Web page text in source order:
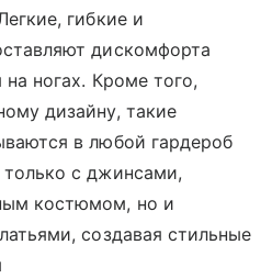
гибкие и
дискомфорта
ногах. Кроме того,
дизайну, такие
в любой гардероб
с джинсами,
костюмом, но и
создавая стильные